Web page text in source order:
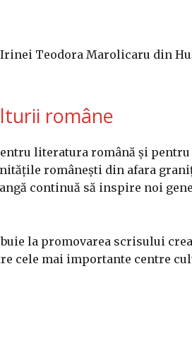
Teodora Marolicaru din
române
literatura română și
românești din afara
continuă să inspire noi
la promovarea scrisului
cele mai importante centre